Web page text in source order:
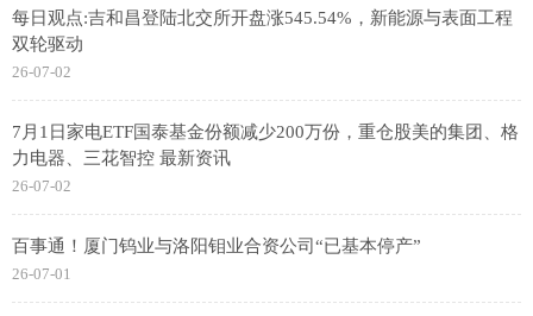
每日观点:吉和昌登陆北交所开盘涨545.54%，新能源与表面工程
双轮驱动
26-07-02
7月1日家电ETF国泰基金份额减少200万份，重仓股美的集团、格
力电器、三花智控 最新资讯
26-07-02
百事通！厦门钨业与洛阳钼业合资公司“已基本停产”
26-07-01